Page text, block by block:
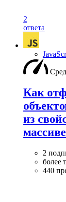
2
ответа
Как
из
2
более
440